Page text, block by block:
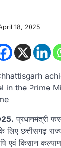
18, 2025
in the Prime
प्रधानमंत्री
लिए छत्तीसगढ़
एवं किसान